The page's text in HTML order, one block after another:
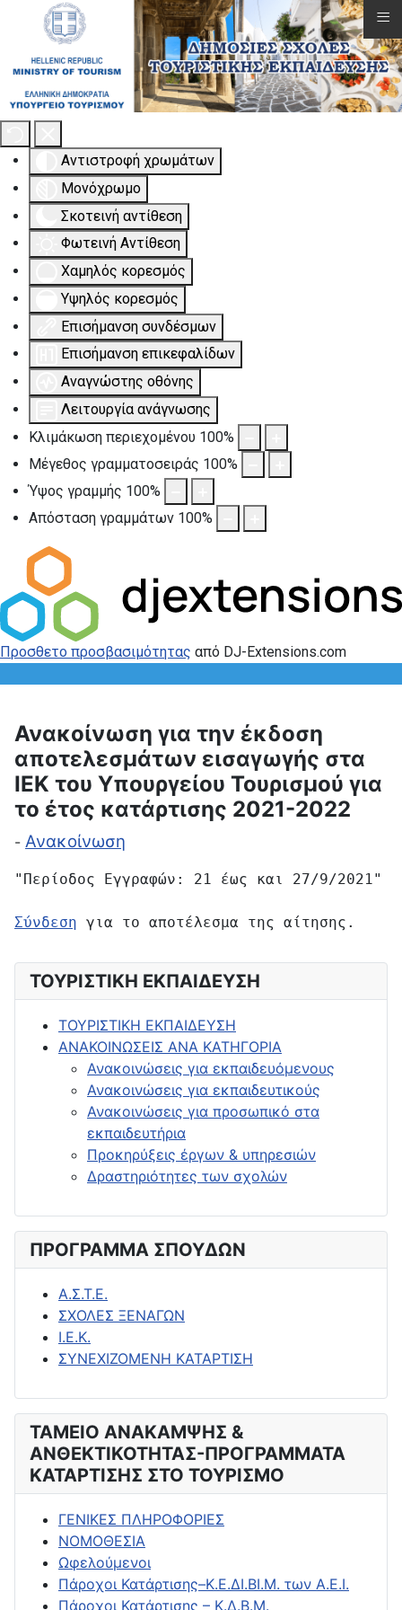
Εργαλειοθήκη Προσβασιμότητας
Αντιστροφή χρωμάτων
Μονόχρωμο
Σκοτεινή αντίθεση
Φωτεινή Αντίθεση
Χαμηλός κορεσμός
Υψηλός κορεσμός
Επισήμανση συνδέσμων
Επισήμανση επικεφαλίδων
Αναγνώστης οθόνης
Λειτουργία ανάγνωσης
Κλιμάκωση περιεχομένου 100%
Μέγεθος γραμματοσειράς 100%
Ύψος γραμμής 100%
Απόσταση γραμμάτων 100%
Προσθετο προσβασιμότητας από DJ-Extensions.com
ΤΟΥΡΙΣΤΙΚΗ ΕΚΠΑΙΔΕΥΣΗ
ΤΟΥΡΙΣΤΙΚΗ ΕΚΠΑΙΔΕΥΣΗ
ΑΝΑΚΟΙΝΩΣΕΙΣ ΑΝΑ ΚΑΤΗΓΟΡΙΑ
Ανακοινώσεις για εκπαιδευόμενους
Ανακοινώσεις για εκπαιδευτικούς
Ανακοινώσεις για προσωπικό στα
εκπαιδευτήρια
Προκηρύξεις έργων & υπηρεσιών
Δραστηριότητες των σχολών
ΠΡΟΓΡΑΜΜΑ ΣΠΟΥΔΩΝ
Α.Σ.Τ.Ε.
ΣΧΟΛΕΣ ΞΕΝΑΓΩΝ
Ι.Ε.Κ.
ΣΥΝΕΧΙΖΟΜΕΝΗ ΚΑΤΑΡΤΙΣΗ
ΤΑΜΕΙΟ ΑΝΑΚΑΜΨΗΣ &
ΑΝΘΕΚΤΙΚΟΤΗΤΑΣ-ΠΡΟΓΡΑΜΜΑΤΑ
ΚΑΤΑΡΤΙΣΗΣ ΣΤΟ ΤΟΥΡΙΣΜΟ
ΓΕΝΙΚΕΣ ΠΛΗΡΟΦΟΡΙΕΣ
ΝΟΜΟΘΕΣΙΑ
Ωφελούμενοι
Πάροχοι Κατάρτισης–Κ.Ε.ΔΙ.ΒΙ.Μ. των Α.Ε.Ι.
Πάροχοι Κατάρτισης – Κ.Δ.Β.Μ.
Ανακοίνωση για την έκδοση
αποτελεσμάτων εισαγωγής στα
ΙΕΚ του Υπουργείου Τουρισμού για
το έτος κατάρτισης 2021-2022
- Ανακοίνωση
"Περίοδος Εγγραφών: 21 έως και 27/9/2021"
Σύνδεση για το αποτέλεσμα της αίτησης.
≡